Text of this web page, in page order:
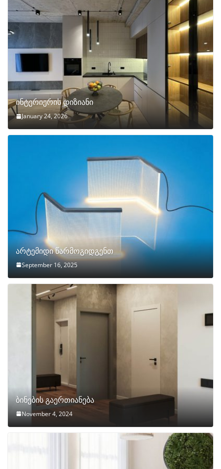
ინტერიერის დიზიანი
January 24, 2026
არტემიდი წარმოგიდგენთ
September 16, 2025
ბინების გაერთიანება
November 4, 2024